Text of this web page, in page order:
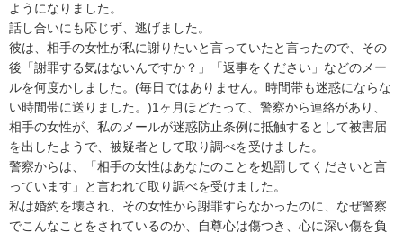
ようになりました。
話し合いにも応じず、逃げました。
彼は、相手の女性が私に謝りたいと言っていたと言ったので、その
後「謝罪する気はないんですか？」「返事をください」などのメー
ルを何度かしました。(毎日ではありません。時間帯も迷惑にならな
い時間帯に送りました。)1ヶ月ほどたって、警察から連絡があり、
相手の女性が、私のメールが迷惑防止条例に抵触するとして被害届
を出したようで、被疑者として取り調べを受けました。
警察からは、「相手の女性はあなたのことを処罰してくださいと言
っています」と言われて取り調べを受けました。
私は婚約を壊され、その女性から謝罪すらなかったのに、なぜ警察
でこんなことをされているのか、自尊心は傷つき、心に深い傷を負